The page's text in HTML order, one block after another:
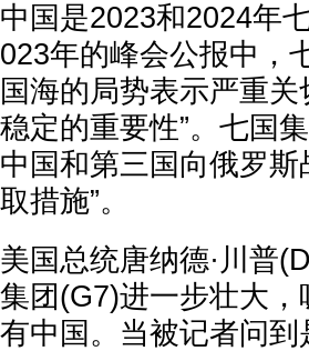
中国是2023和2024年
023年的峰会公报中，
国海的局势表示严重
稳定的重要性”。七国
中国和第三国向俄罗
取措施”。
美国总统唐纳德·川普
集团(G7)进一步壮大
有中国。当被记者问